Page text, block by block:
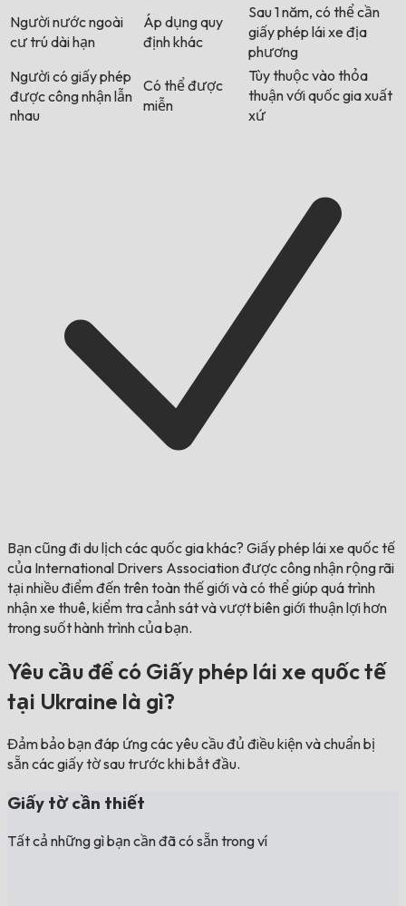
Người nước ngoài
cư trú dài hạn
Áp dụng quy
định khác
Sau 1 năm, có thể cần
giấy phép lái xe địa
phương
Người có giấy phép
được công nhận lẫn
nhau
Có thể được
miễn
Tùy thuộc vào thỏa
thuận với quốc gia xuất
xứ
Bạn cũng đi du lịch các quốc gia khác? Giấy phép lái xe quốc tế
của International Drivers Association được công nhận rộng rãi
tại nhiều điểm đến trên toàn thế giới và có thể giúp quá trình
nhận xe thuê, kiểm tra cảnh sát và vượt biên giới thuận lợi hơn
trong suốt hành trình của bạn.
Yêu cầu để có Giấy phép lái xe quốc tế
tại Ukraine là gì?
Đảm bảo bạn đáp ứng các yêu cầu đủ điều kiện và chuẩn bị
sẵn các giấy tờ sau trước khi bắt đầu.
Giấy tờ cần thiết
Tất cả những gì bạn cần đã có sẵn trong ví